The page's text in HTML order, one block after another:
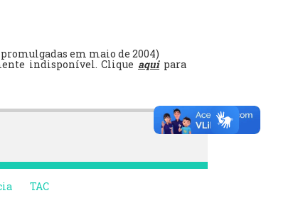
em maio de 2004)
indisponível. Clique aquipara
TAC